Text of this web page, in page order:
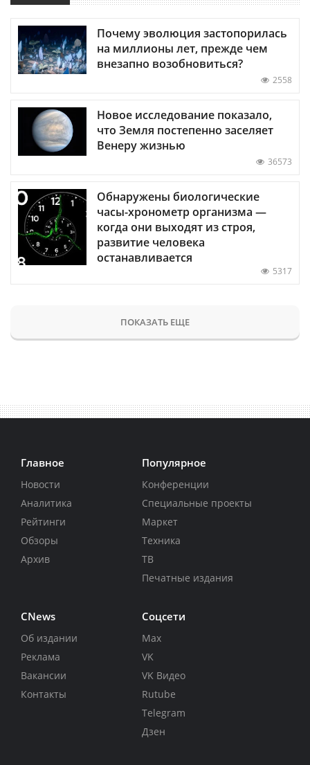
Почему эволюция застопорилась
на миллионы лет, прежде чем
внезапно возобновиться?
2558
Новое исследование показало,
что Земля постепенно заселяет
Венеру жизнью
36573
Обнаружены биологические
часы-хронометр организма —
когда они выходят из строя,
развитие человека
останавливается
5317
ПОКАЗАТЬ ЕЩЕ
Главное
Новости
Аналитика
Рейтинги
Обзоры
Архив
Популярное
Конференции
Специальные проекты
Маркет
Техника
ТВ
Печатные издания
CNews
Об издании
Реклама
Вакансии
Контакты
Соцсети
Max
VK
VK Видео
Rutube
Telegram
Дзен